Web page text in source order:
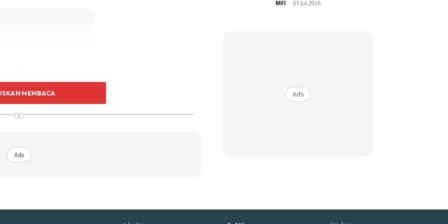
rancangan hiburan Melodi, TV3 itu
MEMBACA
∞
Ads
MFI - 31 Jul 2026
Ads